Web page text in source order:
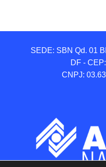
SEDE: SBN Qd. 01
DF -
CNPJ: